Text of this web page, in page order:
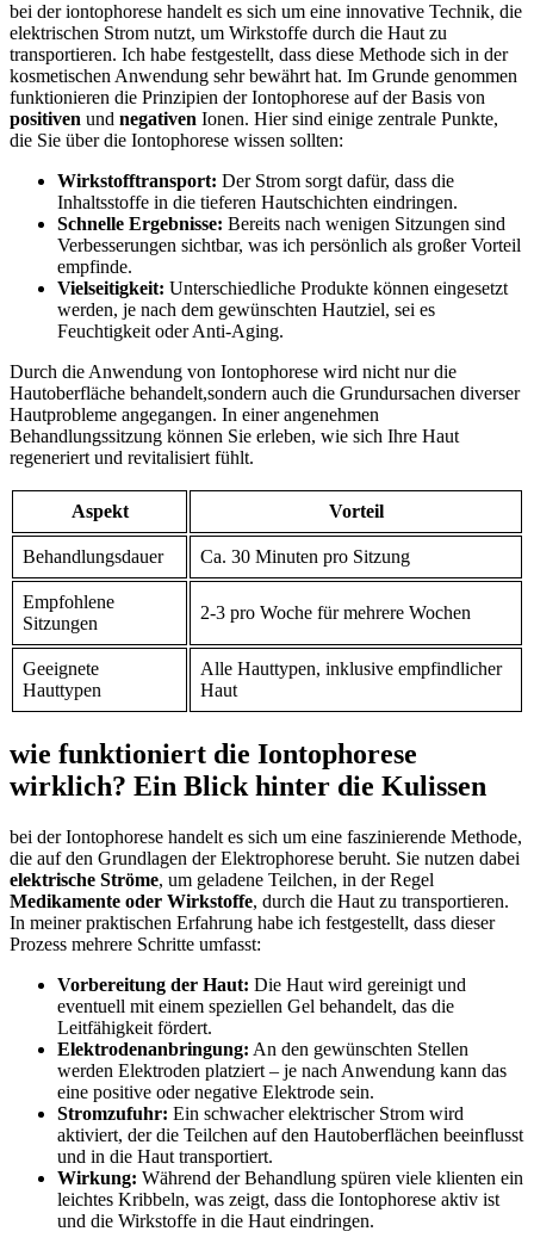
bei der iontophorese handelt es sich um eine innovative Technik, die
elektrischen Strom nutzt, um Wirkstoffe durch die Haut zu
transportieren. Ich habe festgestellt, dass diese Methode sich in der
kosmetischen Anwendung sehr bewährt hat. Im Grunde genommen
funktionieren die Prinzipien der Iontophorese auf der Basis von
positiven und negativen Ionen. Hier sind einige zentrale Punkte,
die Sie über die Iontophorese wissen sollten:
Wirkstofftransport: Der Strom sorgt dafür, dass die
Inhaltsstoffe in die tieferen Hautschichten eindringen.
Schnelle Ergebnisse: Bereits nach wenigen Sitzungen sind
Verbesserungen sichtbar, was ich persönlich als großer Vorteil
empfinde.
Vielseitigkeit: Unterschiedliche Produkte können eingesetzt
werden, je nach dem gewünschten Hautziel, sei es
Feuchtigkeit oder Anti-Aging.
Durch die Anwendung von Iontophorese wird nicht nur die
Hautoberfläche behandelt,sondern auch die Grundursachen diverser
Hautprobleme angegangen. In einer angenehmen
Behandlungssitzung können Sie erleben, wie sich Ihre Haut
regeneriert und revitalisiert fühlt.
Aspekt Vorteil
Behandlungsdauer Ca. 30 Minuten pro Sitzung
Empfohlene
Sitzungen
2-3 pro Woche für mehrere Wochen
Geeignete
Hauttypen
Alle Hauttypen, inklusive empfindlicher
Haut
wie funktioniert die Iontophorese
wirklich? Ein Blick hinter die Kulissen
bei der Iontophorese handelt es sich um eine faszinierende Methode,
die auf den Grundlagen der Elektrophorese beruht. Sie nutzen dabei
elektrische Ströme, um geladene Teilchen, in der Regel
Medikamente oder Wirkstoffe, durch die Haut zu transportieren.
In meiner praktischen Erfahrung habe ich festgestellt, dass dieser
Prozess mehrere Schritte umfasst:
Vorbereitung der Haut: Die Haut wird gereinigt und
eventuell mit einem speziellen Gel behandelt, das die
Leitfähigkeit fördert.
Elektrodenanbringung: An den gewünschten Stellen
werden Elektroden platziert – je nach Anwendung kann das
eine positive oder negative Elektrode sein.
Stromzufuhr: Ein schwacher elektrischer Strom wird
aktiviert, der die Teilchen auf den Hautoberflächen beeinflusst
und in die Haut transportiert.
Wirkung: Während der Behandlung spüren viele klienten ein
leichtes Kribbeln, was zeigt, dass die Iontophorese aktiv ist
und die Wirkstoffe in die Haut eindringen.